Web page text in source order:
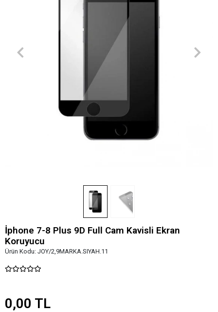
İphone 7-8 Plus 9D Full Cam Kavisli Ekran
Koruyucu
Ürün Kodu: JOY/2,9MARKA.SIYAH.11
0,00 TL